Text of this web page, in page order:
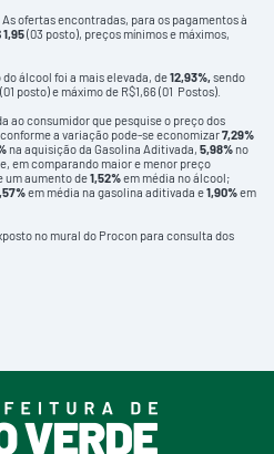
As ofertas encontradas, para os pagamentos à
1,95(03 posto), preços mínimos e máximos,
álcool foi a mais elevada, de12,93%,sendo
(01 posto) e máximo de R$1,66 (01 Postos).
ao consumidor que pesquise o preço dos
a variação pode-se economizar7,29%
na aquisição da Gasolina Aditivada,5,98% no
em comparando maior e menor preço
um aumento de1,52%em média no álcool;
em média na gasolina aditivada e1,90%em
no mural do Procon para consulta dos